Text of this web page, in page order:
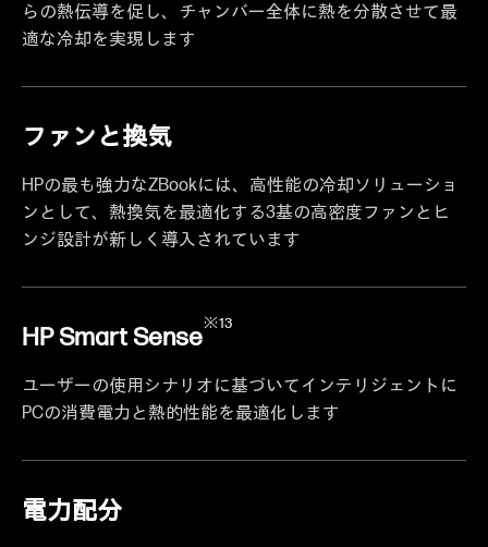
らの熱伝導を促し、チャンバー全体に熱を分散させて最
適な冷却を実現します
ファンと換気
HPの最も強力なZBookには、高性能の冷却ソリューショ
ンとして、熱換気を最適化する3基の高密度ファンとヒ
ンジ設計が新しく導入されています
HP Smart Sense※13
ユーザーの使用シナリオに基づいてインテリジェントに
PCの消費電力と熱的性能を最適化します
電力配分